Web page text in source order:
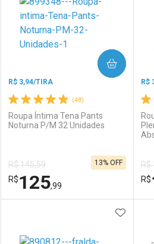
Comprar sem Desconto
Por R$ 119,69/cada
Comprar sem Desconto
Por R$ 119,69/cada
(48)
R$ 3,94/TIRA
Roupa Íntima Tena Pants
Noturna P/M 32 Unidades
R$ 145,59
R$125,99
13% OFF
COMPRAR
R$
R$
R$